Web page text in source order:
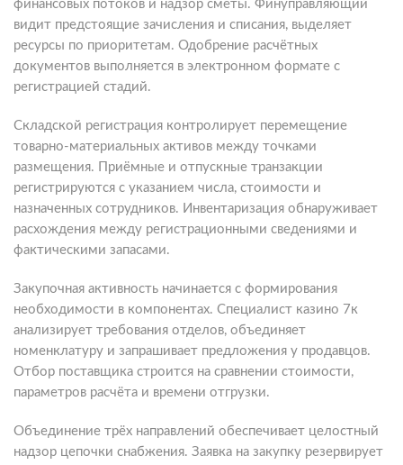
финансовых потоков и надзор сметы. Финуправляющий
видит предстоящие зачисления и списания, выделяет
ресурсы по приоритетам. Одобрение расчётных
документов выполняется в электронном формате с
регистрацией стадий.
Складской регистрация контролирует перемещение
товарно-материальных активов между точками
размещения. Приёмные и отпускные транзакции
регистрируются с указанием числа, стоимости и
назначенных сотрудников. Инвентаризация обнаруживает
расхождения между регистрационными сведениями и
фактическими запасами.
Закупочная активность начинается с формирования
необходимости в компонентах. Специалист казино 7к
анализирует требования отделов, объединяет
номенклатуру и запрашивает предложения у продавцов.
Отбор поставщика строится на сравнении стоимости,
параметров расчёта и времени отгрузки.
Объединение трёх направлений обеспечивает целостный
надзор цепочки снабжения. Заявка на закупку резервирует